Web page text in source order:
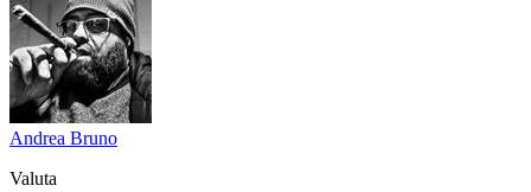
Andrea Bruno
Valuta